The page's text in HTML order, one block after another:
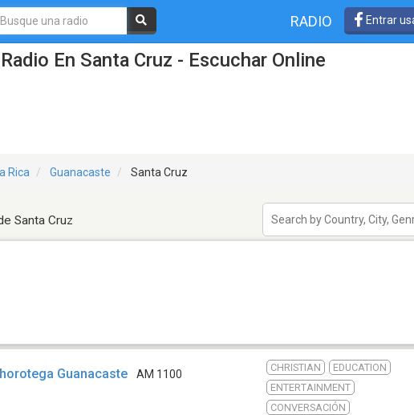
RADIO Entrar
En Santa Cruz - Escuchar Online
Rica Guanacaste Santa Cruz
Santa Cruz
Guanacaste AM 1100
CHRISTIAN
EDUCATION
ENTERTAINMENT
CONVERSACIÓN